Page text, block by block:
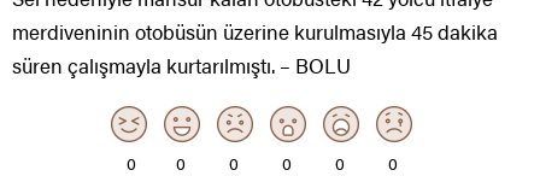
merdiveninin otobüsün üzerine kurulmasıyla 45 dakika
süren çalışmayla kurtarılmıştı. – BOLU
0 0 0 0 0 0